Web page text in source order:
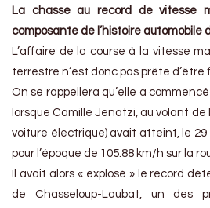
La chasse au record de vitesse
composante de l’histoire automobile
L’affaire de la course à la vitesse
terrestre n’est donc pas prête d’être
On se rappellera qu’elle a
lorsque Camille Jenatzi, au volant
voiture électrique) avait atteint, le 29
pour l’époque de 105.88 km/h sur la
Il avait alors « explosé » le record
de Chasseloup-Laubat, un des